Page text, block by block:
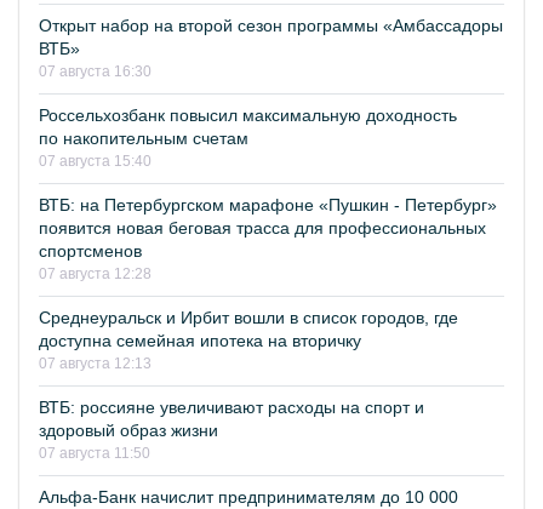
Открыт набор на второй сезон программы «Амбассадоры
ВТБ»
07 августа 16:30
Россельхозбанк повысил максимальную доходность
по накопительным счетам
07 августа 15:40
ВТБ: на Петербургском марафоне «Пушкин - Петербург»
появится новая беговая трасса для профессиональных
спортсменов
07 августа 12:28
Среднеуральск и Ирбит вошли в список городов, где
доступна семейная ипотека на вторичку
07 августа 12:13
ВТБ: россияне увеличивают расходы на спорт и
здоровый образ жизни
07 августа 11:50
Альфа-Банк начислит предпринимателям до 10 000